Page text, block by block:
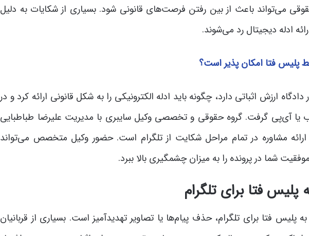
می‌تواند باعث از بین رفتن فرصت‌های قانونی شود. بسیاری از شکایات به دلیل
ادله دیجیتال رد می‌شوند.
پلیس فتا امکان پذیر است؟
ارزش اثباتی دارد، چگونه باید ادله الکترونیکی را به شکل قانونی ارائه کرد و در
یا آی‌پی گرفت. گروه حقوقی و تخصصی وکیل سایبری با مدیریت علیرضا طباطبایی
مشاوره در تمام مراحل شکایت از تلگرام است. حضور وکیل متخصص می‌تواند
شما در پرونده را به میزان چشمگیری بالا ببرد.
فتا برای تلگرام
پلیس فتا برای تلگرام، حذف پیام‌ها یا تصاویر تهدیدآمیز است. بسیاری از قربانیان